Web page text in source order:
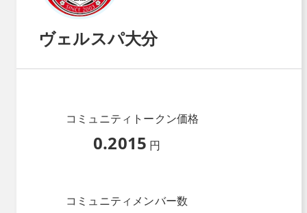
ヴェルスパ大分
コミュニティトークン価格
0.2015 円
コミュニティメンバー数